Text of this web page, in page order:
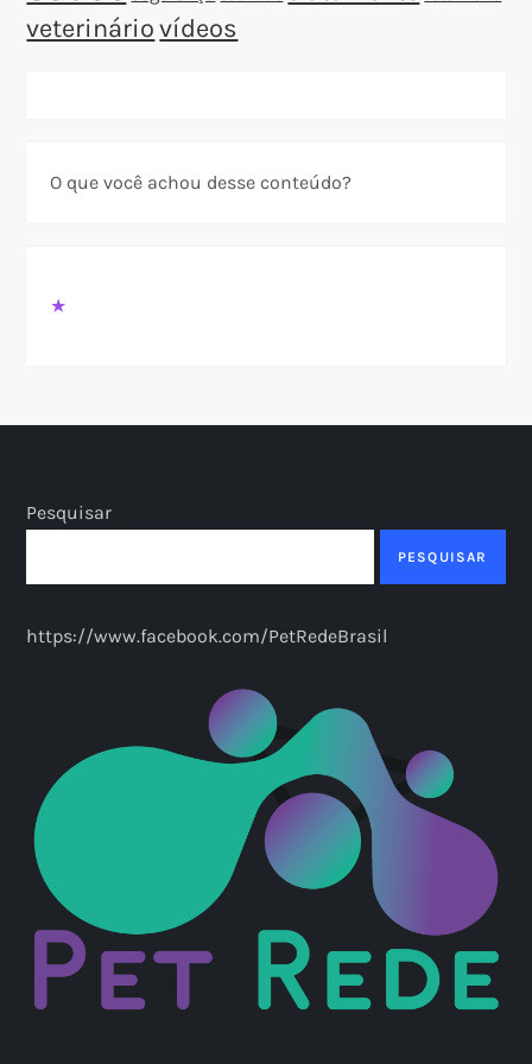
veterinário vídeos
O que você achou desse conteúdo?
★
Pesquisar
PESQUISAR
https://www.facebook.com/PetRedeBrasil